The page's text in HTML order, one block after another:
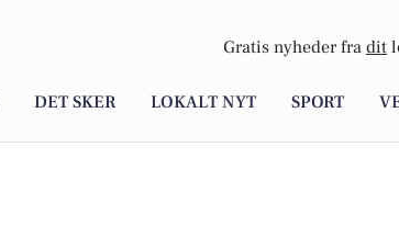
Gratis nyheder fra dit
DET SKER LOKALT NYT SPORT